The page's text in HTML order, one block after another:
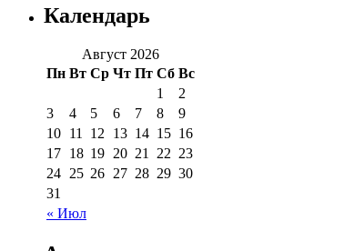
Календарь
Август 2026
Пн Вт Ср Чт Пт Сб Вс
« Июл
1
2
3
4 5 6 7 8
9
10 11 12 13 14 15 16
17 18 19 20 21 22 23
24 25 26 27 28 29 30
31